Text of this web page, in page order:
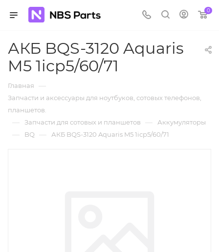
0
АКБ BQS-3120 Aquaris
M5 1icp5/60/71
Главная —
Запчасти и аксессуары для ноутбуков, сотовых телефонов,
планшетов.
— Запчасти для сотовых и планшетов — Аккумуляторы
— BQ — АКБ BQS-3120 Aquaris M5 1icp5/60/71